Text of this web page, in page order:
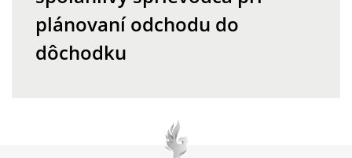
plánovaní odchodu do
dôchodku